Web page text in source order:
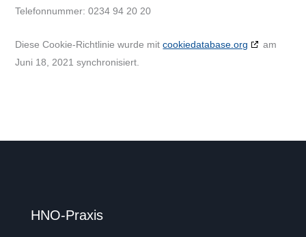
Telefonnummer: 0234 94 20 20
Diese Cookie-Richtlinie wurde mitcookiedatabase.org
am
Juni 18, 2021 synchronisiert.
HNO-Praxis